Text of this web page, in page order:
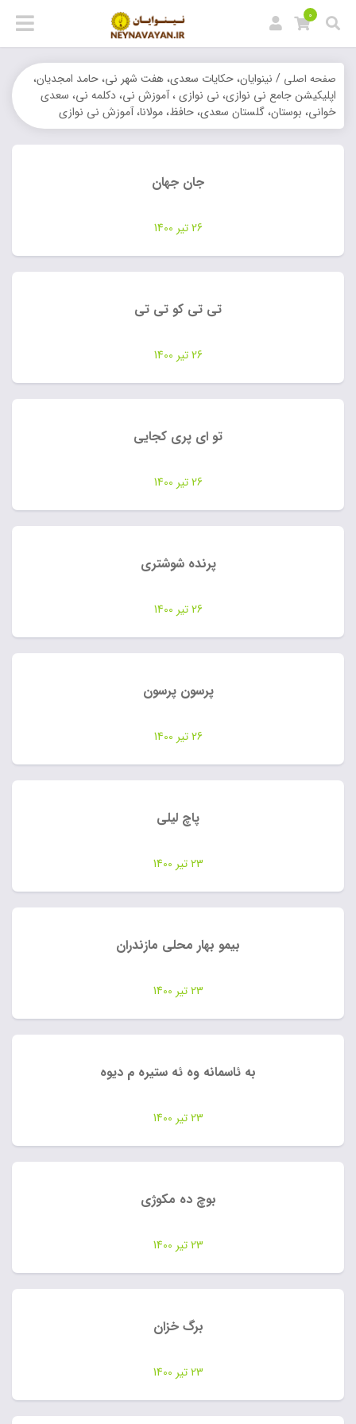
0
صفحه اصلی / نینوایان، حکایات سعدی، هفت شهر نی، حامد امجدیان،
اپلیکیشن جامع نی نوازی، نی نوازی ، آموزش نی، دکلمه نی، سعدی
خوانی، بوستان، گلستان سعدی، حافظ، مولانا، آموزش نی نوازی
جان جهان
26 تیر 1400
تی تی کو تی تی
26 تیر 1400
تو ای پری کجایی
26 تیر 1400
پرنده شوشتری
26 تیر 1400
پرسون پرسون
26 تیر 1400
پاچ لیلی
23 تیر 1400
بیمو بهار محلی مازندران
23 تیر 1400
به ئاسمانه وه ئه ستیره م دیوه
23 تیر 1400
بوچ ده مکوژی
23 تیر 1400
برگ خزان
23 تیر 1400